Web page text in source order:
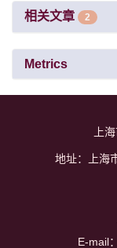
相关文章 2
Metrics
上
地址：上海
E-mail